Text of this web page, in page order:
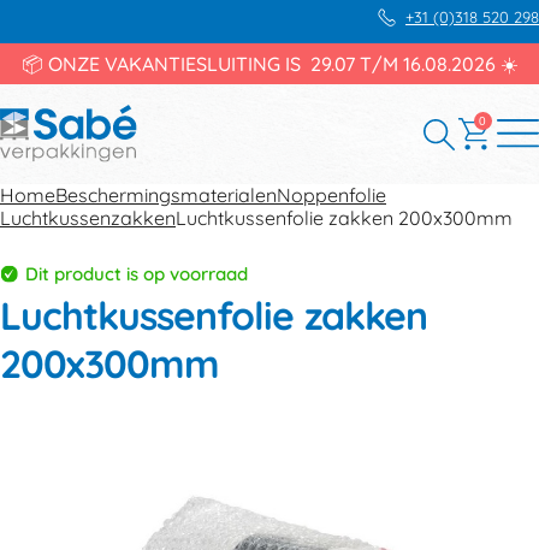
+31 (0)318 520 298
📦 ONZE VAKANTIESLUITING IS 29.07 T/M 16.08.2026 ☀️
0
HomeBeschermingsmaterialenNoppenfolie
LuchtkussenzakkenLuchtkussenfolie zakken 200x300mm
Dit product is op voorraad
Luchtkussenfolie zakken
200x300mm